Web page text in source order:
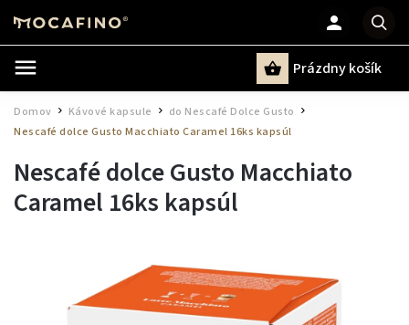
Prázdny košík
Domov Kávové kapsule do Nescafé Dolce Gusto
Nescafé dolce Gusto Macchiato Caramel 16ks kapsúl
Nescafé dolce Gusto Macchiato
Caramel 16ks kapsúl